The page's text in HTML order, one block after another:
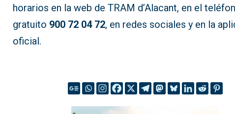
horarios en la web de TRAM d’Alacant, en el
gratuito 900 72 04 72, en redes sociales y en la
oficial.